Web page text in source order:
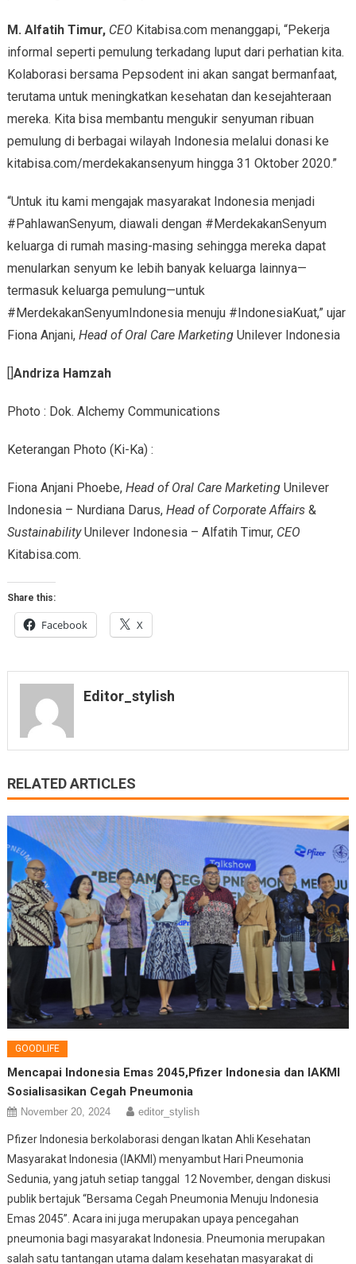
M. Alfatih Timur, CEO Kitabisa.com menanggapi, “Pekerja
informal seperti pemulung terkadang luput dari perhatian kita.
Kolaborasi bersama Pepsodent ini akan sangat bermanfaat,
terutama untuk meningkatkan kesehatan dan kesejahteraan
mereka. Kita bisa membantu mengukir senyuman ribuan
pemulung di berbagai wilayah Indonesia melalui donasi ke
kitabisa.com/merdekakansenyum hingga 31 Oktober 2020.”
“Untuk itu kami mengajak masyarakat Indonesia menjadi
#PahlawanSenyum, diawali dengan #MerdekakanSenyum
keluarga di rumah masing-masing sehingga mereka dapat
menularkan senyum ke lebih banyak keluarga lainnya—
termasuk keluarga pemulung—untuk
#MerdekakanSenyumIndonesia menuju #IndonesiaKuat,” ujar
Fiona Anjani, Head of Oral Care MarketingUnilever Indonesia
[]Andriza Hamzah
Photo : Dok. Alchemy Communications
Keterangan Photo (Ki-Ka) :
Fiona Anjani Phoebe, Head of Oral Care MarketingUnilever
Indonesia – Nurdiana Darus, Head of Corporate Affairs &
SustainabilityUnilever Indonesia – Alfatih Timur, CEO
Kitabisa.com.
Share this:
Facebook X
Editor_stylish
RELATED ARTICLES
GOODLIFE
Mencapai Indonesia Emas 2045,Pfizer Indonesia dan IAKMI
Sosialisasikan Cegah Pneumonia
November 20, 2024 editor_stylish
Pfizer Indonesia berkolaborasi dengan Ikatan Ahli Kesehatan
Masyarakat Indonesia (IAKMI) menyambut Hari Pneumonia
Sedunia, yang jatuh setiap tanggal 12 November, dengan diskusi
publik bertajuk “Bersama Cegah Pneumonia Menuju Indonesia
Emas 2045”. Acara ini juga merupakan upaya pencegahan
pneumonia bagi masyarakat Indonesia. Pneumonia merupakan
salah satu tantangan utama dalam kesehatan masyarakat di